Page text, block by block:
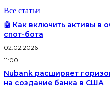
Все статьи
🤖 Как включить активы в
спот-бота
02.02.2026
11:00
Nubank расширяет
на создание банка в США